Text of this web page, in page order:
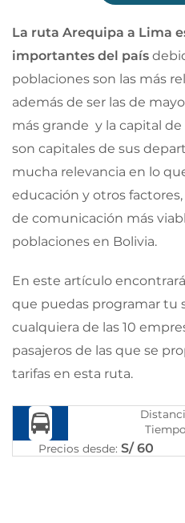
La ruta Arequipa a Lima
importantes del país
poblaciones son las más
además de ser las de
más grande y la capital
son capitales de sus
mucha relevancia en lo
educación y otros
de comunicación más
poblaciones en Bolivia.
En este artículo
que puedas programar tu
cualquiera de las 10
pasajeros de las que se
tarifas en esta ruta.
Precios desde: S/ 60